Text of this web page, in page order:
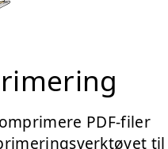
PDF-filer
til